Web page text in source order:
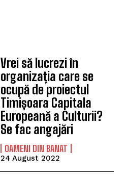
Vrei să lucrezi în
organizația care se
ocupă de proiectul
Timișoara Capitala
Europeană a Culturii?
Se fac angajări
OAMENI DIN BANAT
24 August 2022